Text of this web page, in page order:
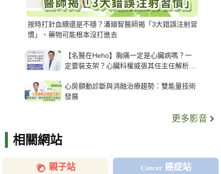
按時打針血糖還是不穩？潘廸智醫師揭「3大錯誤注射習
慣」、藥物可能根本沒打進去
【名醫在Heho】胸痛一定是心臟病嗎？一
定要裝支架？心臟科權威張其任主任解析支
心房顫動診斷與消融治療趨勢：雙能量技術
發展
更多影音
相關網站
親子站 癌症站